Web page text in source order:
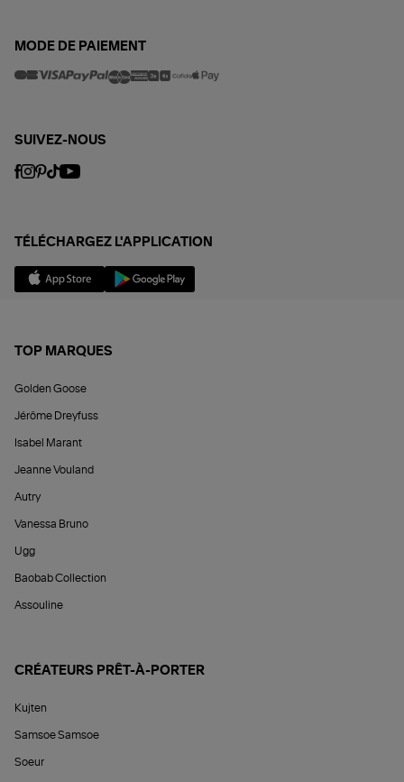
MODE DE PAIEMENT
SUIVEZ-NOUS
TÉLÉCHARGEZ L'APPLICATION
TOP MARQUES
Golden Goose
Jérôme Dreyfuss
Isabel Marant
Jeanne Vouland
Autry
Vanessa Bruno
Ugg
Baobab Collection
Assouline
CRÉATEURS PRÊT-À-PORTER
Kujten
Samsoe Samsoe
Soeur